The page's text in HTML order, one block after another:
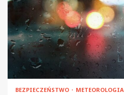
BEZPIECZEŃSTWO METEOROLOGIA